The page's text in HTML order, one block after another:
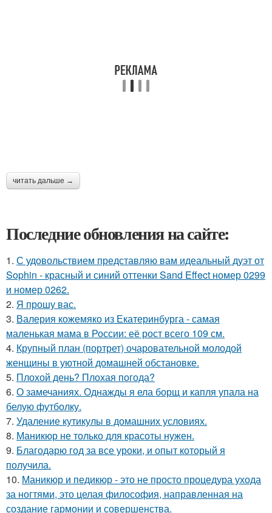
читать дальше →
Последние обновления на сайте:
1. С удовольствием представляю вам идеальный дуэт от
Sophin - красный и синий оттенки Sand Effect номер 0299
и номер 0262.
2. Я прошу вас.
3. Валерия кожемяко из Екатеринбурга - самая
маленькая мама в России: её рост всего 109 см.
4. Крупный план (портрет) очаровательной молодой
женщины в уютной домашней обстановке.
5. Плохой день? Плохая погода?
6. О замечаниях. Однажды я ела борщ и капля упала на
белую футболку.
7. Удаление кутикулы в домашних условиях.
8. Маникюр не только для красоты нужен.
9. Благодарю год за все уроки, и опыт который я
получила.
10. Маникюр и педикюр - это не просто процедура ухода
за ногтями, это целая философия, направленная на
создание гармонии и совершенства.